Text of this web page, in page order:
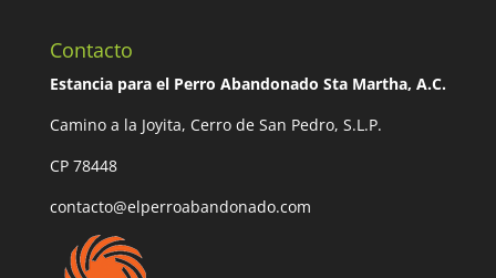
Contacto
Estancia para el Perro Abandonado Sta Martha, A.C.
Camino a la Joyita, Cerro de San Pedro, S.L.P.
CP 78448
contacto@elperroabandonado.com